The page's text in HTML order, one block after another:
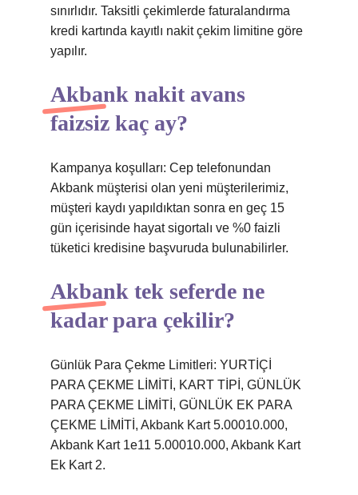
sınırlıdır. Taksitli çekimlerde faturalandırma
kredi kartında kayıtlı nakit çekim limitine göre
yapılır.
Akbank nakit avans
faizsiz kaç ay?
Kampanya koşulları: Cep telefonundan
Akbank müşterisi olan yeni müşterilerimiz,
müşteri kaydı yapıldıktan sonra en geç 15
gün içerisinde hayat sigortalı ve %0 faizli
tüketici kredisine başvuruda bulunabilirler.
Akbank tek seferde ne
kadar para çekilir?
Günlük Para Çekme Limitleri: YURTİÇİ
PARA ÇEKME LİMİTİ, KART TİPİ, GÜNLÜK
PARA ÇEKME LİMİTİ, GÜNLÜK EK PARA
ÇEKME LİMİTİ, Akbank Kart 5.00010.000,
Akbank Kart 1e11 5.00010.000, Akbank Kart
Ek Kart 2.